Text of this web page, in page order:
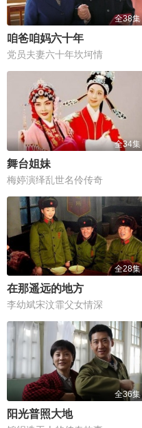
全38集
咱爸咱妈六十年
党员夫妻六十年坎坷情
全34集
舞台姐妹
梅婷演绎乱世名伶传奇
全28集
在那遥远的地方
李幼斌宋汶霏父女情深
全36集
阳光普照大地